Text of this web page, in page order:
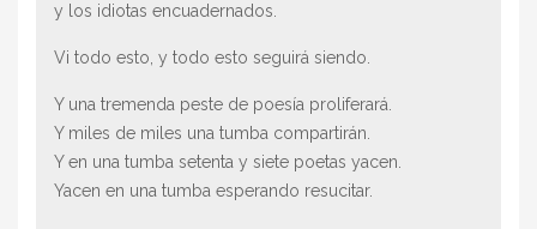
y los idiotas encuadernados.
Vi todo esto, y todo esto seguirá siendo.
Y una tremenda peste de poesía proliferará.
Y miles de miles una tumba compartirán.
Y en una tumba setenta y siete poetas yacen.
Yacen en una tumba esperando resucitar.